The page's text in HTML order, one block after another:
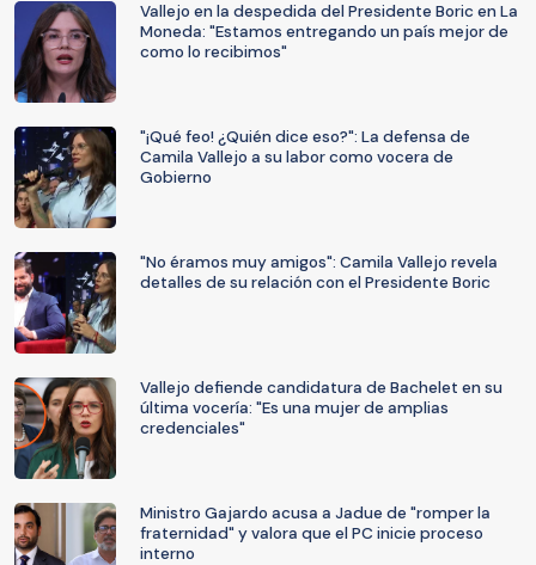
Vallejo en la despedida del Presidente Boric en La
Moneda: "Estamos entregando un país mejor de
como lo recibimos"
"¡Qué feo! ¿Quién dice eso?": La defensa de
Camila Vallejo a su labor como vocera de
Gobierno
"No éramos muy amigos": Camila Vallejo revela
detalles de su relación con el Presidente Boric
Vallejo defiende candidatura de Bachelet en su
última vocería: "Es una mujer de amplias
credenciales"
Ministro Gajardo acusa a Jadue de "romper la
fraternidad" y valora que el PC inicie proceso
interno